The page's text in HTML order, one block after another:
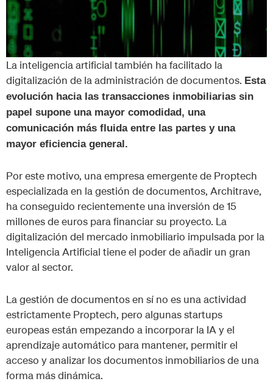
La inteligencia artificial también ha facilitado la
digitalización de la administración de documentos. Esta
evolución hacia las transacciones inmobiliarias sin
papel supone una mayor comodidad, una
comunicación más fluida entre las partes y una
mayor eficiencia general.
Por este motivo, una empresa emergente de Proptech
especializada en la gestión de documentos, Architrave,
ha conseguido recientemente una inversión de 15
millones de euros para financiar su proyecto. La
digitalización del mercado inmobiliario impulsada por la
Inteligencia Artificial tiene el poder de añadir un gran
valor al sector.
La gestión de documentos en sí no es una actividad
estrictamente Proptech, pero algunas startups
europeas están empezando a incorporar la IA y el
aprendizaje automático para mantener, permitir el
acceso y analizar los documentos inmobiliarios de una
forma más dinámica.